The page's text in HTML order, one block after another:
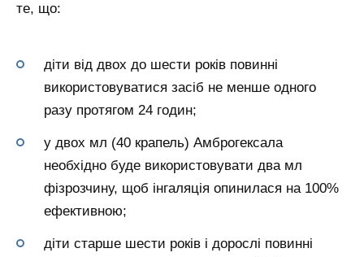
те, що:
діти від двох до шести років повинні
використовуватися засіб не менше одного
разу протягом 24 годин;
у двох мл (40 крапель) Амброгексала
необхідно буде використовувати два мл
фізрозчину, щоб інгаляція опинилася на 100%
ефективною;
діти старше шести років і дорослі повинні